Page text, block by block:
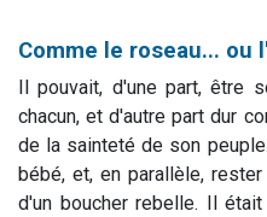
Comme le roseau... ou
Il pouvait, d'une part, être
chacun, et d'autre part dur
de la sainteté de son
bébé, et, en parallèle,
d'un boucher rebelle. Il